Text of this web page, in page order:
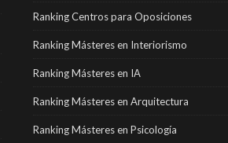
Ranking Centros para Oposiciones
Ranking Másteres en Interiorismo
Ranking Másteres en IA
Ranking Másteres en Arquitectura
Ranking Másteres en Psicología